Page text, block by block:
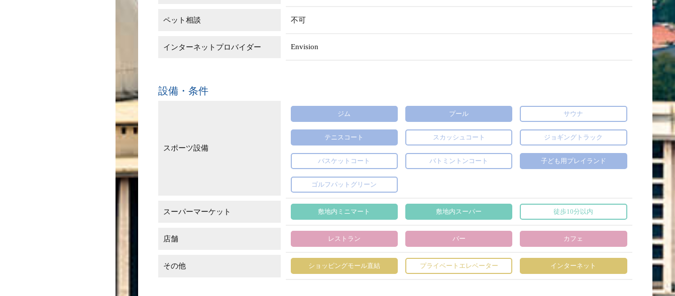
ペット相談 不可
インターネットプロバイダー Envision
設備・条件
スポーツ設備
ジム プール サウナ
テニスコート スカッシュコート ジョギングトラック
バスケットコート バトミントンコート 子ども用プレイランド
ゴルフパットグリーン
スーパーマーケット 敷地内ミニマート 敷地内スーパー 徒歩10分以内
店舗 レストラン バー カフェ
その他 ショッピングモール直結 プライベートエレベーター インターネット